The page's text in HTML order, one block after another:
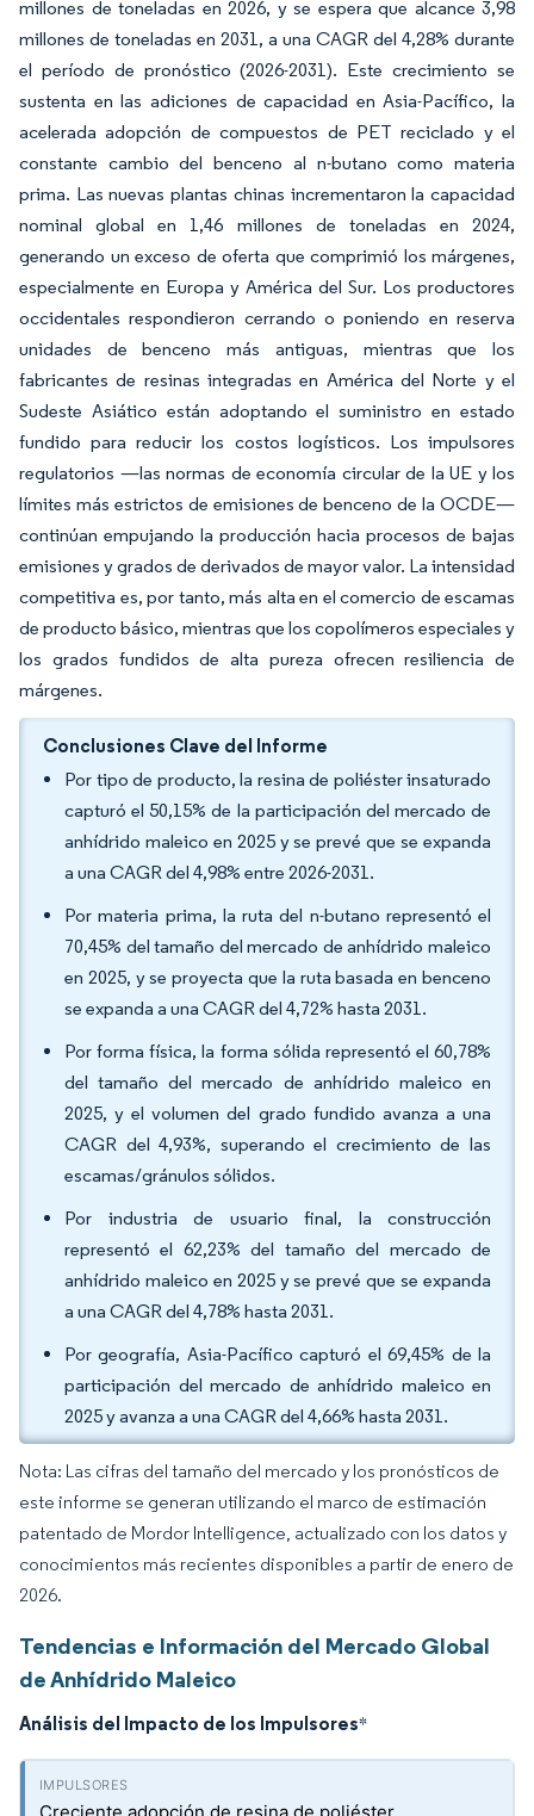
millones de toneladas en 2026, y se espera que alcance 3,98
millones de toneladas en 2031, a una CAGR del 4,28% durante
el período de pronóstico (2026-2031). Este crecimiento se
sustenta en las adiciones de capacidad en Asia-Pacífico, la
acelerada adopción de compuestos de PET reciclado y el
constante cambio del benceno al n-butano como materia
prima. Las nuevas plantas chinas incrementaron la capacidad
nominal global en 1,46 millones de toneladas en 2024,
generando un exceso de oferta que comprimió los márgenes,
especialmente en Europa y América del Sur. Los productores
occidentales respondieron cerrando o poniendo en reserva
unidades de benceno más antiguas, mientras que los
fabricantes de resinas integradas en América del Norte y el
Sudeste Asiático están adoptando el suministro en estado
fundido para reducir los costos logísticos. Los impulsores
regulatorios —las normas de economía circular de la UE y los
límites más estrictos de emisiones de benceno de la OCDE—
continúan empujando la producción hacia procesos de bajas
emisiones y grados de derivados de mayor valor. La intensidad
competitiva es, por tanto, más alta en el comercio de escamas
de producto básico, mientras que los copolímeros especiales y
los grados fundidos de alta pureza ofrecen resiliencia de
márgenes.
Conclusiones Clave del Informe
Por tipo de producto, la resina de poliéster insaturado
capturó el 50,15% de la participación del mercado de
anhídrido maleico en 2025 y se prevé que se expanda
a una CAGR del 4,98% entre 2026-2031.
Por materia prima, la ruta del n-butano representó el
70,45% del tamaño del mercado de anhídrido maleico
en 2025, y se proyecta que la ruta basada en benceno
se expanda a una CAGR del 4,72% hasta 2031.
Por forma física, la forma sólida representó el 60,78%
del tamaño del mercado de anhídrido maleico en
2025, y el volumen del grado fundido avanza a una
CAGR del 4,93%, superando el crecimiento de las
escamas/gránulos sólidos.
Por industria de usuario final, la construcción
representó el 62,23% del tamaño del mercado de
anhídrido maleico en 2025 y se prevé que se expanda
a una CAGR del 4,78% hasta 2031.
Por geografía, Asia-Pacífico capturó el 69,45% de la
participación del mercado de anhídrido maleico en
2025 y avanza a una CAGR del 4,66% hasta 2031.
Nota: Las cifras del tamaño del mercado y los pronósticos de
este informe se generan utilizando el marco de estimación
patentado de Mordor Intelligence, actualizado con los datos y
conocimientos más recientes disponibles a partir de enero de
2026.
Tendencias e Información del Mercado Global
de Anhídrido Maleico
Análisis del Impacto de los Impulsores*